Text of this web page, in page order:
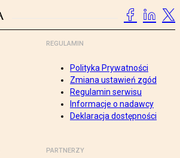
REGULAMIN
Polityka Prywatności
Zmiana ustawień zgód
Regulamin serwisu
Informacje o nadawcy
Deklaracja dostępności
PARTNERZY